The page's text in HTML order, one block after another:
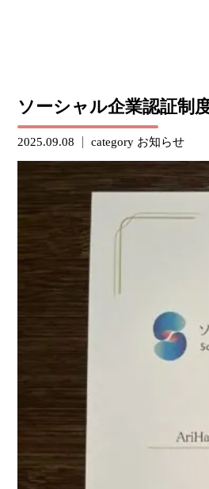
ソーシャル企業認証制
2025.09.08 category お知らせ